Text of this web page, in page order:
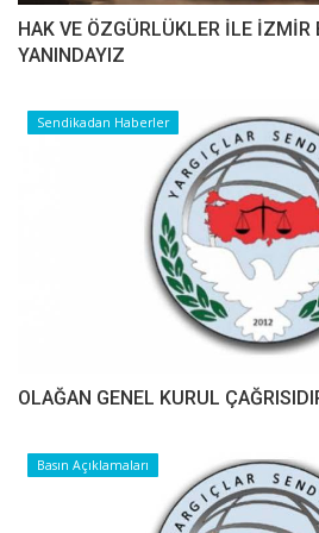
HAK VE ÖZGÜRLÜKLER İLE İZMİR
YANINDAYIZ
Sendikadan Haberler
OLAĞAN GENEL KURUL
Basın Açıklamaları